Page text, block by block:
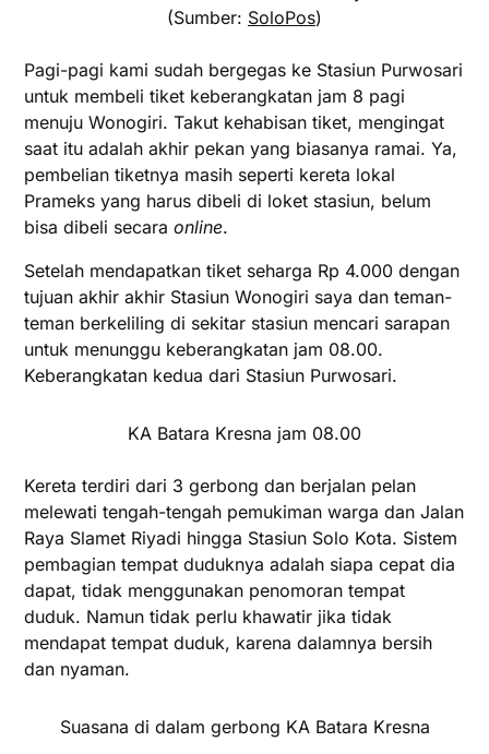
(Sumber: SoloPos)
Pagi-pagi kami sudah bergegas ke Stasiun Purwosari
untuk membeli tiket keberangkatan jam 8 pagi
menuju Wonogiri. Takut kehabisan tiket, mengingat
saat itu adalah akhir pekan yang biasanya ramai. Ya,
pembelian tiketnya masih seperti kereta lokal
Prameks yang harus dibeli di loket stasiun, belum
bisa dibeli secaraonline.
Setelah mendapatkan tiket seharga Rp 4.000 dengan
tujuan akhir akhir Stasiun Wonogiri saya dan teman-
teman berkeliling di sekitar stasiun mencari sarapan
untuk menunggu keberangkatan jam 08.00.
Keberangkatan kedua dari Stasiun Purwosari.
KA Batara Kresna jam 08.00
Kereta terdiri dari 3 gerbong dan berjalan pelan
melewati tengah-tengah pemukiman warga dan Jalan
Raya Slamet Riyadi hingga Stasiun Solo Kota. Sistem
pembagian tempat duduknya adalah siapa cepat dia
dapat, tidak menggunakan penomoran tempat
duduk. Namun tidak perlu khawatir jika tidak
mendapat tempat duduk, karena dalamnya bersih
dan nyaman.
Suasana di dalam gerbong KA Batara Kresna